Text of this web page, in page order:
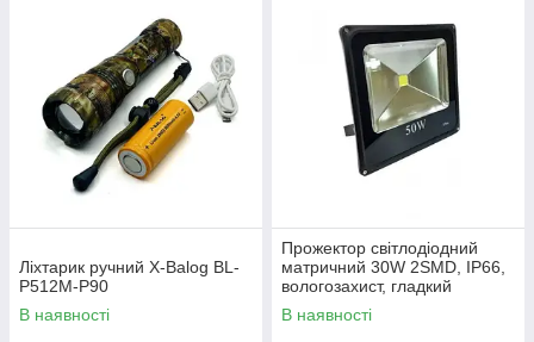
Ліхтарик ручний X-Balog BL-
P512M-P90
В наявності
Прожектор світлодіодний
матричний 30W 2SMD, IP66,
вологозахист, гладкий
рефлектор-8
В наявності